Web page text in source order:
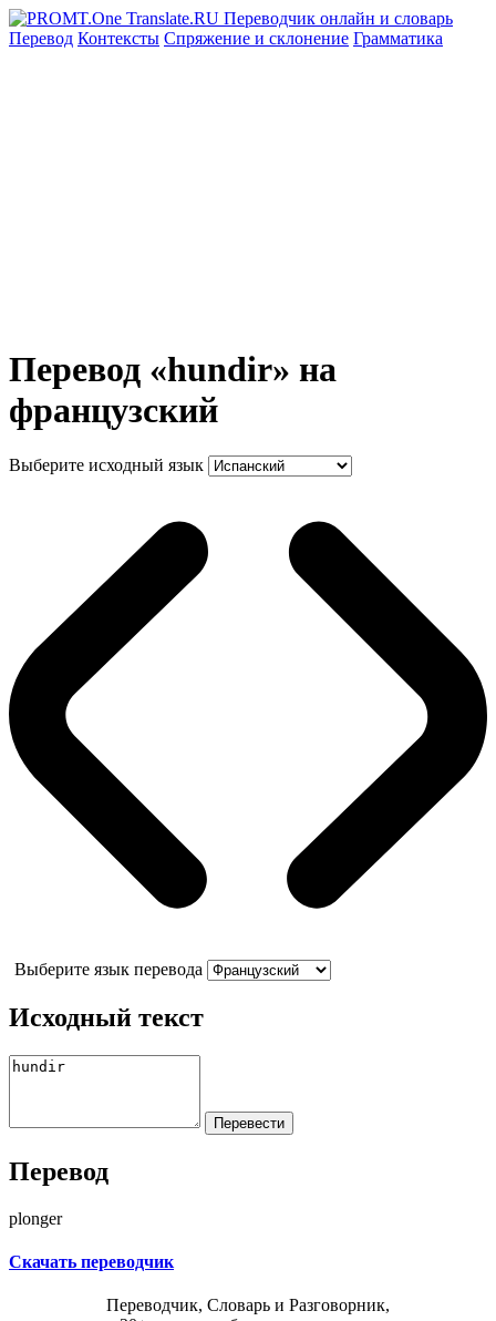
Перевод Контексты Спряжение и склонение Грамматика
Перевод «hundir» на
французский
Выберите исходный язык
Выберите язык перевода
Исходный текст
Перевод
plonger
Скачать переводчик
Переводчик, Словарь и Разговорник,